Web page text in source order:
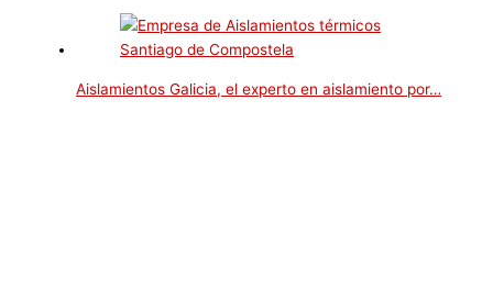
Aislamientos Galicia, el experto en aislamiento por…